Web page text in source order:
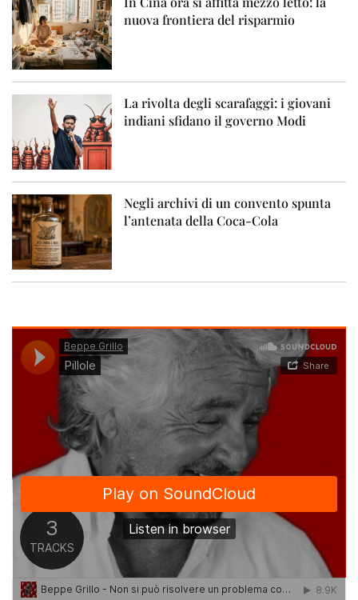
nuova frontiera del risparmio
La rivolta degli scarafaggi: i giovani
indiani sfidano il governo Modi
Negli archivi di un convento spunta
l’antenata della Coca-Cola